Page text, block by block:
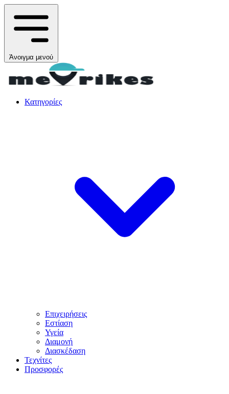
Άνοιγμα μενού
Κατηγορίες
Επιχειρήσεις
Εστίαση
Υγεία
Διαμονή
Διασκέδαση
Τεχνίτες
Προσφορές